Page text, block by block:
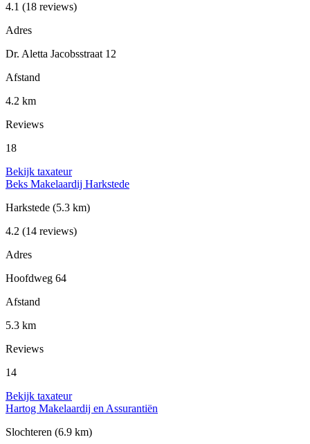
4.1 (18 reviews)
Adres
Dr. Aletta Jacobsstraat 12
Afstand
4.2 km
Reviews
18
Bekijk taxateur
Beks Makelaardij Harkstede
Harkstede (5.3 km)
4.2 (14 reviews)
Adres
Hoofdweg 64
Afstand
5.3 km
Reviews
14
Bekijk taxateur
Hartog Makelaardij en Assurantiën
Slochteren (6.9 km)